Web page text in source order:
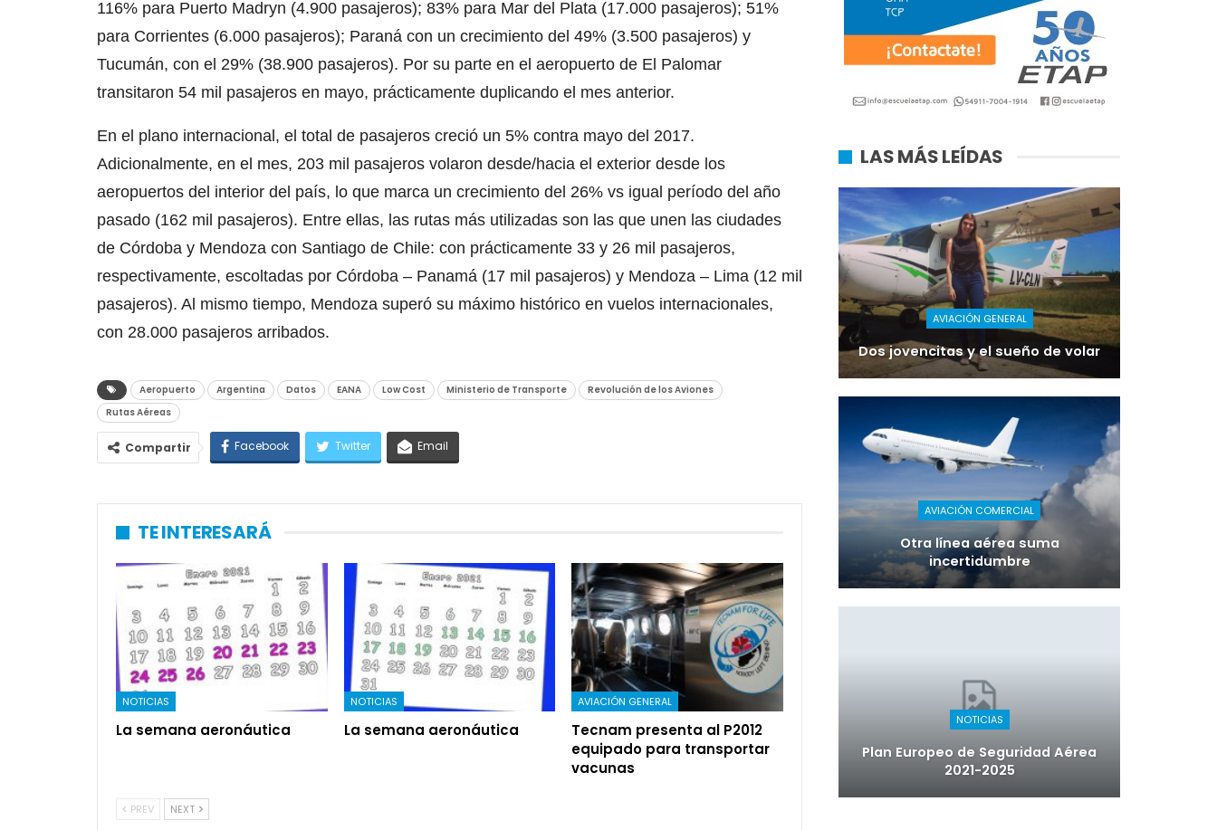
116% para Puerto Madryn (4.900 pasajeros); 83% para Mar del Plata (17.000 pasajeros); 51%
para Corrientes (6.000 pasajeros); Paraná con un crecimiento del 49% (3.500 pasajeros) y
Tucumán, con el 29% (38.900 pasajeros). Por su parte en el aeropuerto de El Palomar
transitaron 54 mil pasajeros en mayo, prácticamente duplicando el mes anterior.
En el plano internacional, el total de pasajeros creció un 5% contra mayo del 2017.
Adicionalmente, en el mes, 203 mil pasajeros volaron desde/hacia el exterior desde los
aeropuertos del interior del país, lo que marca un crecimiento del 26% vs igual período del año
pasado (162 mil pasajeros). Entre ellas, las rutas más utilizadas son las que unen las ciudades
de Córdoba y Mendoza con Santiago de Chile: con prácticamente 33 y 26 mil pasajeros,
respectivamente, escoltadas por Córdoba – Panamá (17 mil pasajeros) y Mendoza – Lima (12 mil
pasajeros). Al mismo tiempo, Mendoza superó su máximo histórico en vuelos internacionales,
con 28.000 pasajeros arribados.
Aeropuerto Argentina Datos EANA Low Cost Ministerio de Transporte
Revolución de los Aviones
Rutas Aéreas
Compartir Facebook Twitter Email
TE INTERESARÁ
NOTICIAS
La semana aeronáutica
NOTICIAS
La semana aeronáutica
AVIACIÓN GENERAL
Tecnam presenta al P2012
equipado para transportar
vacunas
PREV NEXT
LAS MÁS LEÍDAS
AVIACIÓN GENERAL
Dos jovencitas y el sueño de volar
AVIACIÓN COMERCIAL
Otra línea aérea suma
incertidumbre
NOTICIAS
Plan Europeo de Seguridad Aérea
2021-2025